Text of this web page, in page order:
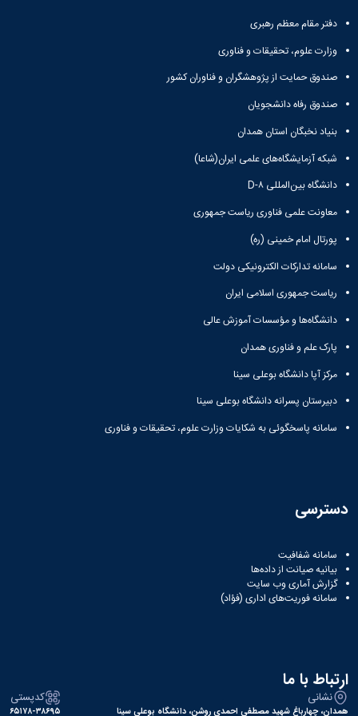
پژوهشی
تحصیلات
تکمیلی
کمیته
منتخب
ممیزی
کمیته
ترفیع
شورای
فرهنگی
دانشکده
آئین
نامه
ها
سمینارها
و
پایان
ها
آیین‌نامه‌های
معاونت
آموزشی
گروه
صنایع
گروه
نشریات
پژوهش
های
مهندسی
در
سیستم
Journal
of
Stress
Analysis
ارتباط
صنعت
کارآموزی
مراکز
مرتبط
ملی
نخبگان
شرکت
آئین
نامه ها
فرآیندها
آئین
نامه
نامه
های
پژوهشی
مکانیک
مهندسی
کامپیوتر
دفتر مقام معظم رهبری
وزارت علوم، تحقیقات و فناوری
صندوق حمایت از پژوهشگران و فناوران کشور
صندوق رفاه دانشجویان
بنیاد نخبگان استان همدان
شبکه آزمایشگاه‌های علمی ایران(شاعا)
دانشگاه بین‌المللی D-۸
معاونت علمی فناوری ریاست جمهوری
پورتال امام خمینی (ره)
سامانه تدارکات الکترونیکی دولت
ریاست جمهوری اسلامی ایران
دانشگاه‌ها و مؤسسات آموزش عالی
پارک علم و فناوری همدان
مرکز آپا دانشگاه بوعلی سینا
دبیرستان پسرانه دانشگاه بوعلی سینا
سامانه پاسخگوئی به شکایات وزارت علوم، تحقیقات و فناوری
دسترسی
سامانه شفافیت
بیانیه صیانت از داده‌ها
گزارش آماری وب‌ سایت
سامانه فوریت‌های اداری (فؤاد)
ارتباط با ما
نشانی
همدان، چهارباغ شهید مصطفی احمدی روشن، دانشگاه بوعلی سینا
کدپستی
۶۵۱۷۸-۳۸۶۹۵